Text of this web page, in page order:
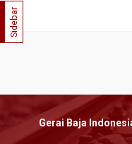
Sidebar
Gerai Baja